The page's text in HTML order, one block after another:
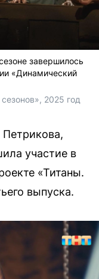
завершилось
«Динамический
2025 год
участие в
«Титаны.
выпуска.